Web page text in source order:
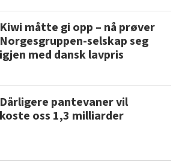
Kiwi måtte gi opp – nå prøver
Norgesgruppen-selskap seg
igjen med dansk lavpris
Dårligere pantevaner vil
koste oss 1,3 milliarder